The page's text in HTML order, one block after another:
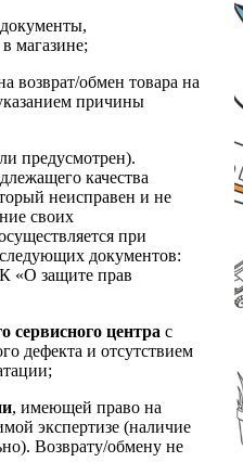
магазине;
возврат/обмен товара на
причины
предусмотрен).
качества
неисправен и не
своих
при
документов:
«О защите прав
сервисного центра с
дефекта и отсутствием
, имеющей право на
экспертизе (наличие
Возврату/обмену не